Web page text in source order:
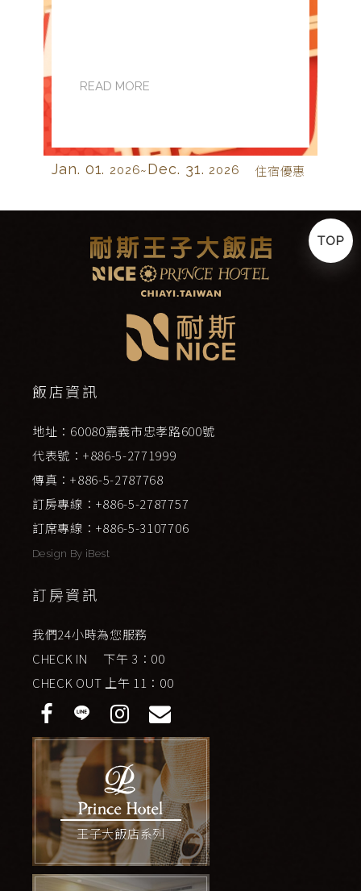
READ MORE
Jan. 01. 2026~Dec. 31. 2026 住宿優惠
飯店資訊
地址：60080嘉義市忠孝路600號
代表號：+886-5-2771999
傳真：+886-5-2787768
訂房專線：+886-5-2787757
訂席專線：+886-5-3107706
Design By iBest
訂房資訊
我們24小時為您服務
CHECK IN 下午 3：00
CHECK OUT 上午 11：00
TOP